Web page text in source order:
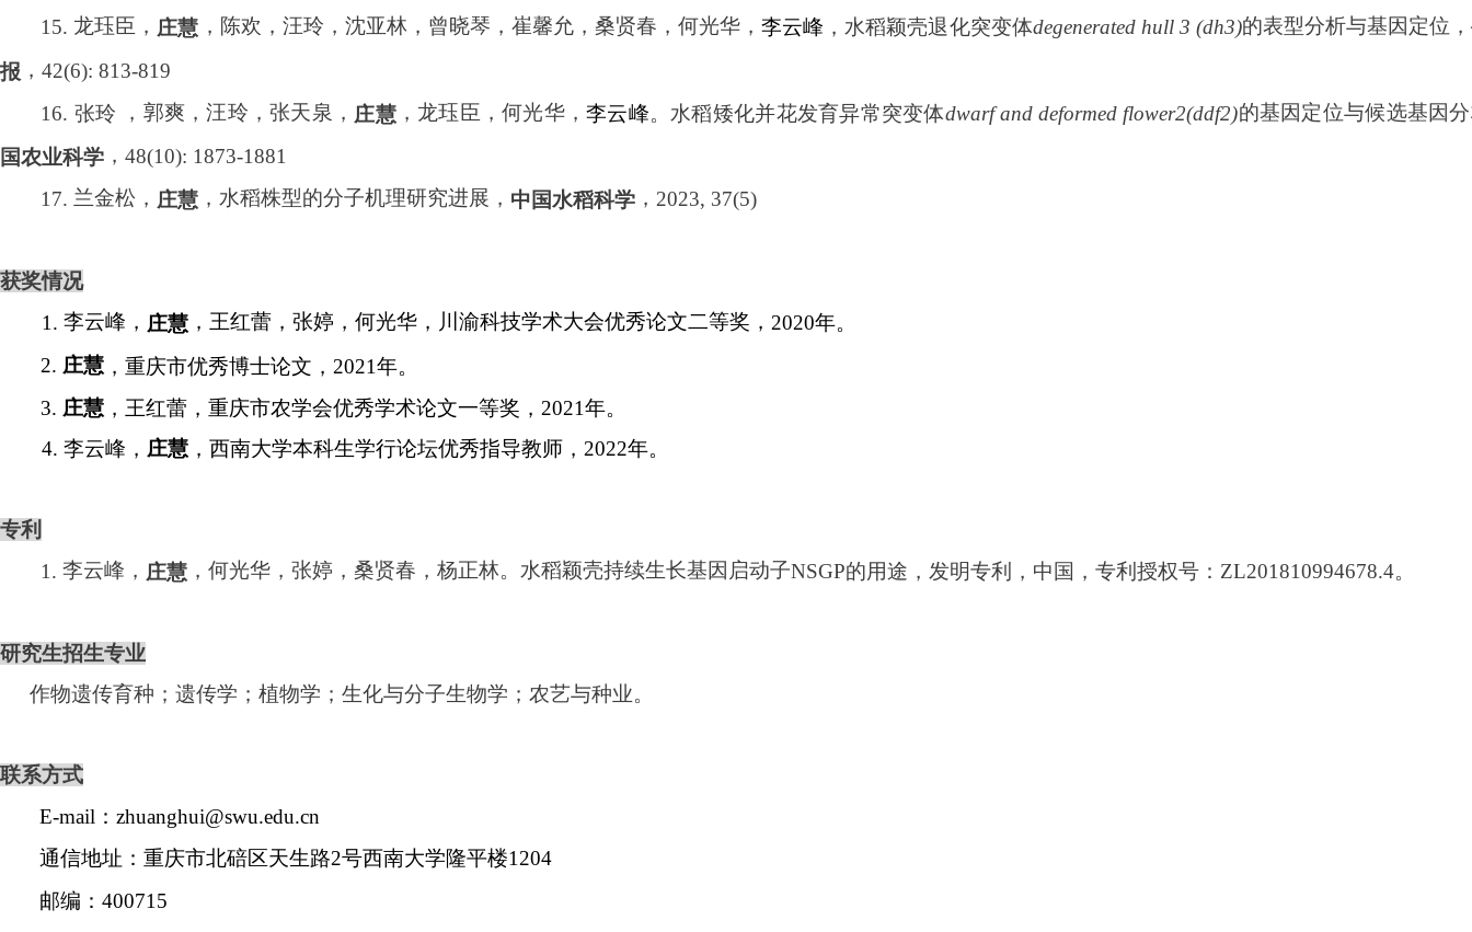
15. 龙珏臣， 庄慧 ，陈欢，汪玲，沈亚林，曾晓琴，崔馨允，桑贤春，何光华，李云峰 ，水稻颖壳退化突变体degenerated hull 3 (dh3)的表型分析与基因定位，
报 ， 42(6): 813-819
16. 张玲 ，郭爽，汪玲，张天泉， 庄慧，龙珏臣，何光华，李云峰。水稻矮化并花发育异常突变体dwarf and deformed flower2(ddf2)的基因定位与候选基因
国农业科学 ， 48(10): 1873-1881
17.兰金松， 庄慧 ，水稻株型的分子机理研究进展， 中国水稻科学 ， 2023, 37(5)
获奖情况
1. 李云峰， 庄慧，王红蕾，张婷，何光华，川渝科技学术大会优秀论文二等奖， 2020年。
2. 庄慧 ，重庆市优秀博士论文， 2021年。
3. 庄慧 ，王红蕾，重庆市农学会优秀学术论文一等奖， 2021年。
4. 李云峰， 庄慧，西南大学本科生学行论坛优秀指导教师， 2022年。
专利
1.李云峰， 庄慧 ，何光华，张婷，桑贤春，杨正林。水稻颖壳持续生长基因启动子NSGP的用途，发明专利，中国，专利授权号： ZL201810994678.4。
研究生招生专业
作物遗传育种；遗传学；植物学；生化与分子生物学；农艺与种业。
联系方式
E-mail ： zhuanghui@swu.edu.cn
通信地址：重庆市北碚区天生路2号西南大学隆平楼1204
邮编： 400715